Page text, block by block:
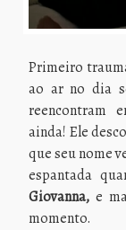
Primeiro
ao ar no dia
reencontram
ainda! Ele
que seu nome
espantada
Giovanna,e
momento.